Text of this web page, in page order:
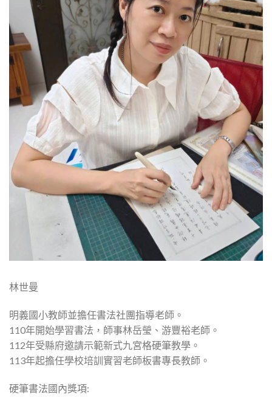
林世曼
明義國小教師並擔任書法社團指導老師。
110年開始學習書法，師事林岳瑩、游豐裕老師。
112年受縣府邀請示範新式九宮格硬筆教學。
113年起擔任學校培訓實習老師板書專長教師。
硬筆書法國內獎項: